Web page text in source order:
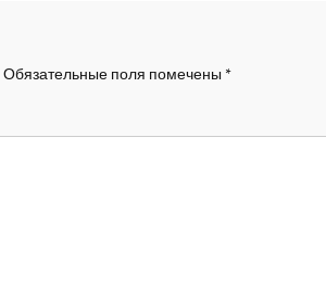
Обязательные поля помечены *